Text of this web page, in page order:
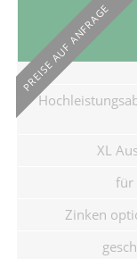
PREISE AUF ANFRAGE
XL
für
Zinken